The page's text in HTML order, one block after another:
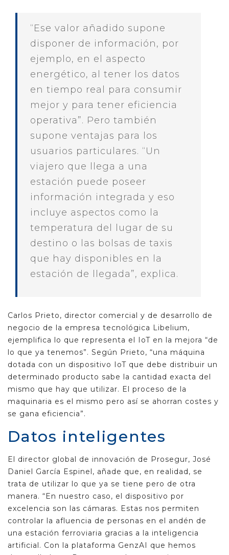
“Ese valor añadido supone
disponer de información, por
ejemplo, en el aspecto
energético, al tener los datos
en tiempo real para consumir
mejor y para tener eficiencia
operativa”. Pero también
supone ventajas para los
usuarios particulares. “Un
viajero que llega a una
estación puede poseer
información integrada y eso
incluye aspectos como la
temperatura del lugar de su
destino o las bolsas de taxis
que hay disponibles en la
estación de llegada”, explica.
Carlos Prieto, director comercial y de desarrollo de
negocio de la empresa tecnológica Libelium,
ejemplifica lo que representa el IoT en la mejora “de
lo que ya tenemos”. Según Prieto, “una máquina
dotada con un dispositivo IoT que debe distribuir un
determinado producto sabe la cantidad exacta del
mismo que hay que utilizar. El proceso de la
maquinaria es el mismo pero así se ahorran costes y
se gana eficiencia”.
Datos inteligentes
El director global de innovación de Prosegur, José
Daniel García Espinel, añade que, en realidad, se
trata de utilizar lo que ya se tiene pero de otra
manera. “En nuestro caso, el dispositivo por
excelencia son las cámaras. Estas nos permiten
controlar la afluencia de personas en el andén de
una estación ferroviaria gracias a la inteligencia
artificial. Con la plataforma GenzAI que hemos